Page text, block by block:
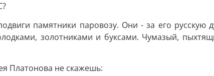
памятники паровозу. Они - за его
золотниками и буксами. Чумазый,
Платонова не скажешь: